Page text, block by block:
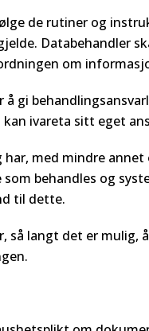
de rutiner og
Databehandler
om
å gi
kan ivareta sitt eget
har, med mindre
som behandles og
til dette.
så langt det er mulig,